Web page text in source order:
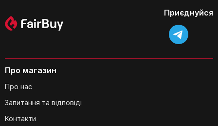
Які розміри скриньки?
Про магазин
Про нас
Запитання та відповіді
Контакти
Приєднуйся